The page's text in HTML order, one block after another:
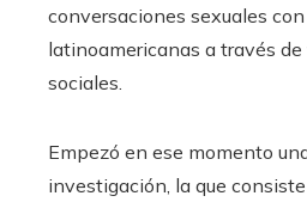
conversaciones sexuales
latinoamericanas a través de
sociales.
Empezó en ese momento
investigación, la que